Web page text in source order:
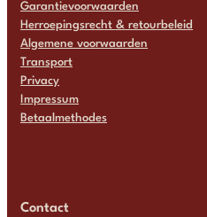
Garantievoorwaarden
Herroepingsrecht & retourbeleid
Algemene voorwaarden
Transport
Privacy
Impressum
Betaalmethodes
Contact